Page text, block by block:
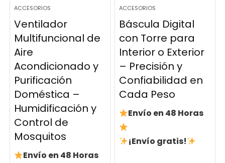
ACCESORIOS
Ventilador
Multifuncional de
Aire
Acondicionado y
Purificación
Doméstica –
Humidificación y
Control de
Mosquitos
Envío en 48 Horas
ACCESORIOS
Báscula Digital
con Torre para
Interior o Exterior
– Precisión y
Confiabilidad en
Cada Peso
Envío en 48 Horas
¡Envío gratis!